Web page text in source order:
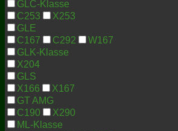
GLC-Klasse
C253
X253
GLE
C167
C292
W167
GLK-Klasse
X204
GLS
X166
X167
GT AMG
C190
X290
ML-Klasse